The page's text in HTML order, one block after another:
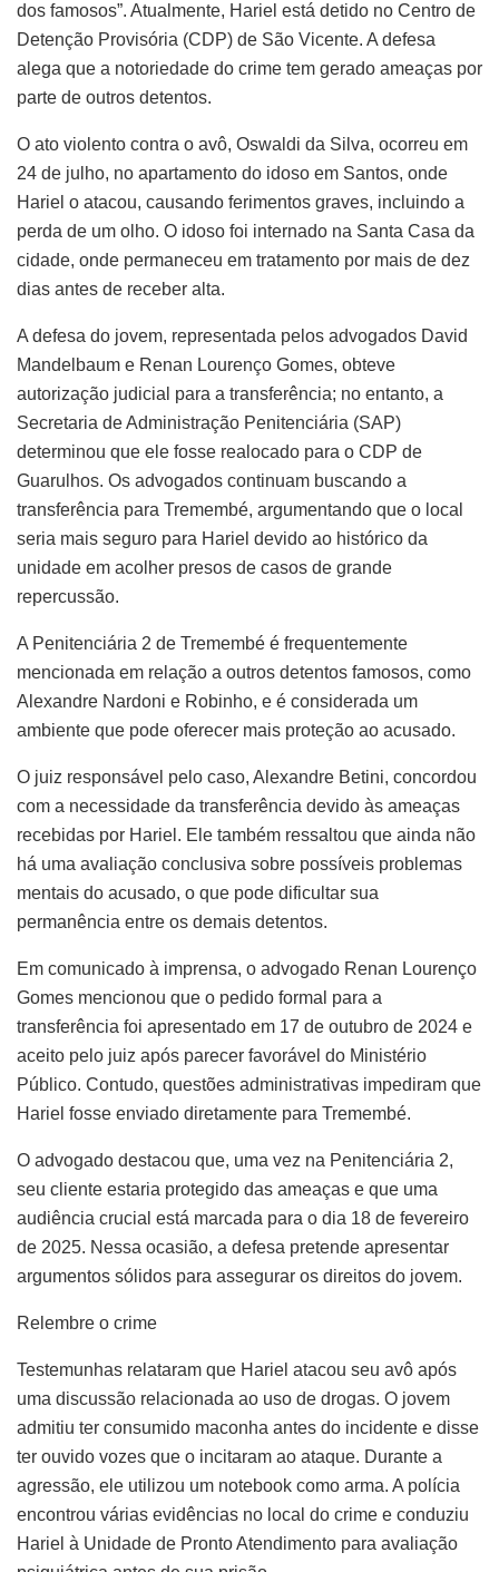
dos famosos”. Atualmente, Hariel está detido no Centro de
Detenção Provisória (CDP) de São Vicente. A defesa
alega que a notoriedade do crime tem gerado ameaças por
parte de outros detentos.
O ato violento contra o avô, Oswaldi da Silva, ocorreu em
24 de julho, no apartamento do idoso em Santos, onde
Hariel o atacou, causando ferimentos graves, incluindo a
perda de um olho. O idoso foi internado na Santa Casa da
cidade, onde permaneceu em tratamento por mais de dez
dias antes de receber alta.
A defesa do jovem, representada pelos advogados David
Mandelbaum e Renan Lourenço Gomes, obteve
autorização judicial para a transferência; no entanto, a
Secretaria de Administração Penitenciária (SAP)
determinou que ele fosse realocado para o CDP de
Guarulhos. Os advogados continuam buscando a
transferência para Tremembé, argumentando que o local
seria mais seguro para Hariel devido ao histórico da
unidade em acolher presos de casos de grande
repercussão.
A Penitenciária 2 de Tremembé é frequentemente
mencionada em relação a outros detentos famosos, como
Alexandre Nardoni e Robinho, e é considerada um
ambiente que pode oferecer mais proteção ao acusado.
O juiz responsável pelo caso, Alexandre Betini, concordou
com a necessidade da transferência devido às ameaças
recebidas por Hariel. Ele também ressaltou que ainda não
há uma avaliação conclusiva sobre possíveis problemas
mentais do acusado, o que pode dificultar sua
permanência entre os demais detentos.
Em comunicado à imprensa, o advogado Renan Lourenço
Gomes mencionou que o pedido formal para a
transferência foi apresentado em 17 de outubro de 2024 e
aceito pelo juiz após parecer favorável do Ministério
Público. Contudo, questões administrativas impediram que
Hariel fosse enviado diretamente para Tremembé.
O advogado destacou que, uma vez na Penitenciária 2,
seu cliente estaria protegido das ameaças e que uma
audiência crucial está marcada para o dia 18 de fevereiro
de 2025. Nessa ocasião, a defesa pretende apresentar
argumentos sólidos para assegurar os direitos do jovem.
Relembre o crime
Testemunhas relataram que Hariel atacou seu avô após
uma discussão relacionada ao uso de drogas. O jovem
admitiu ter consumido maconha antes do incidente e disse
ter ouvido vozes que o incitaram ao ataque. Durante a
agressão, ele utilizou um notebook como arma. A polícia
encontrou várias evidências no local do crime e conduziu
Hariel à Unidade de Pronto Atendimento para avaliação